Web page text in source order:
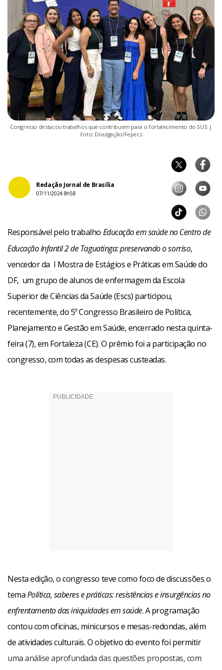
Congresso destacou trabalhos que contribuem para o fortalecimento do SUS |
Foto: Divulgação/Fepecs
Redação Jornal de Brasília
07/11/2024 8h58
Responsável pelo trabalho Educação em saúde no Centro de
Educação Infantil 2 de Taguatinga: preservando o sorriso,
vencedor da I Mostra de Estágios e Práticas em Saúde do
DF, um grupo de alunos de enfermagem da Escola
Superior de Ciências da Saúde (Escs) participou,
recentemente, do 5º Congresso Brasileiro de Política,
Planejamento e Gestão em Saúde, encerrado nesta quinta-
feira (7), em Fortaleza (CE). O prêmio foi a participação no
congresso, com todas as despesas custeadas.
Nesta edição, o congresso teve como foco de discussões o
temaPolítica, saberes e práticas: resistências e insurgências no
enfrentamento das iniquidades em saúde. A programação
contou com oficinas, minicursos e mesas-redondas, além
de atividades culturais. O objetivo do evento foi permitir
uma análise aprofundada das questões propostas, com